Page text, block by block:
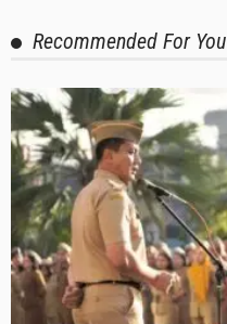
Recommended For You